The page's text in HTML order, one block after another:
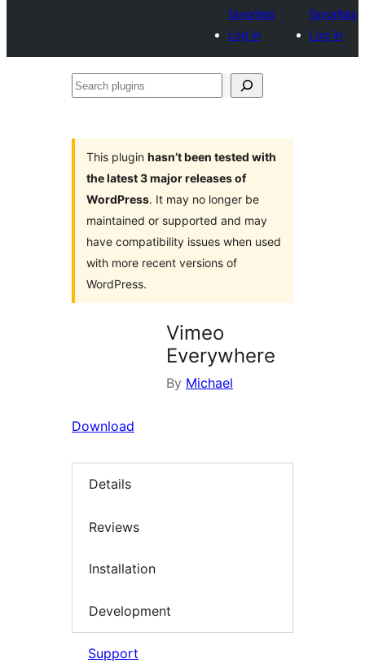
favorites
Log in
favorites
Log in
Search
This plugin hasn’t been tested with
the latest 3 major releases of
WordPress. It may no longer be
maintained or supported and may
have compatibility issues when used
with more recent versions of
WordPress.
Vimeo
Everywhere
By Michael
Download
Details
Reviews
Installation
Development
Support